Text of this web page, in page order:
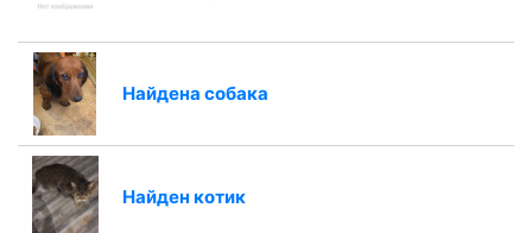
Найдена собака
Найден котик